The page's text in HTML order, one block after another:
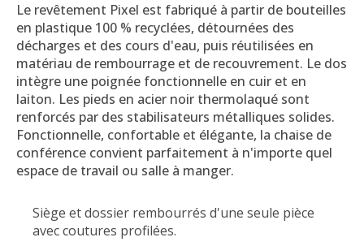
Le revêtement Pixel est fabriqué à partir de bouteilles
en plastique 100 % recyclées, détournées des
décharges et des cours d'eau, puis réutilisées en
matériau de rembourrage et de recouvrement. Le dos
intègre une poignée fonctionnelle en cuir et en
laiton. Les pieds en acier noir thermolaqué sont
renforcés par des stabilisateurs métalliques solides.
Fonctionnelle, confortable et élégante, la chaise de
conférence convient parfaitement à n'importe quel
espace de travail ou salle à manger.
Siège et dossier rembourrés d'une seule pièce
avec coutures profilées.